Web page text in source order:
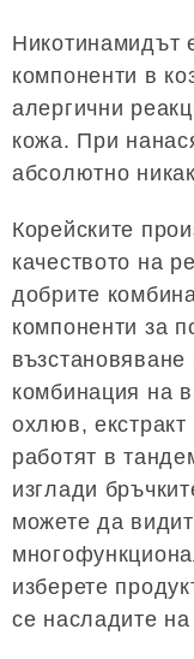
Никотинамидът
компоненти в
алергични
кожа. При
абсолютно
Корейските
качеството на
добрите
компоненти за
комбинация на
охлюв,
работят в
изглади
можете да
изберете
се насладите на